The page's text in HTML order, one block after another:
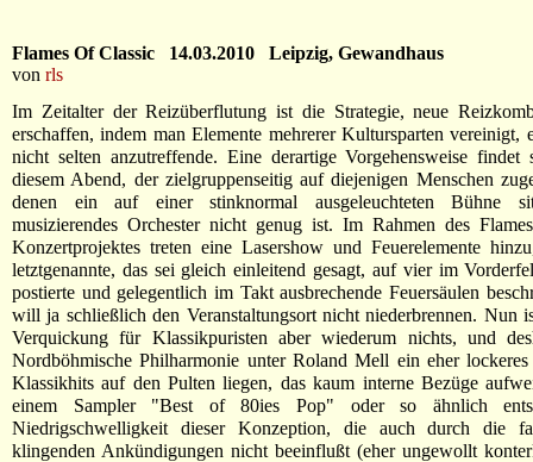
Flames Of Classic 14.03.2010 Leipzig, Gewandhaus
von rls
Im Zeitalter der Reizüberflutung ist die Strategie, neue
erschaffen, indem man Elemente mehrerer Kultursparten vereinigt,
nicht selten anzutreffende. Eine derartige Vorgehensweise findet
diesem Abend, der zielgruppenseitig auf diejenigen Menschen
denen ein auf einer stinknormal ausgeleuchteten Bühne
musizierendes Orchester nicht genug ist. Im Rahmen des
Konzertprojektes treten eine Lasershow und Feuerelemente
letztgenannte, das sei gleich einleitend gesagt, auf vier im
postierte und gelegentlich im Takt ausbrechende Feuersäulen
will ja schließlich den Veranstaltungsort nicht niederbrennen. Nun
Verquickung für Klassikpuristen aber wiederum nichts, und
Nordböhmische Philharmonie unter Roland Mell ein eher
Klassikhits auf den Pulten liegen, das kaum interne Bezüge
einem Sampler "Best of 80ies Pop" oder so ähnlich
Niedrigschwelligkeit dieser Konzeption, die auch durch die
klingenden Ankündigungen nicht beeinflußt (eher ungewollt